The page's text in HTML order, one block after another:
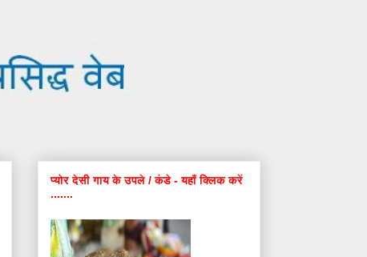
प्योर देसी गाय के उपले / कंडे - यहाँ क्लिक करें
.......